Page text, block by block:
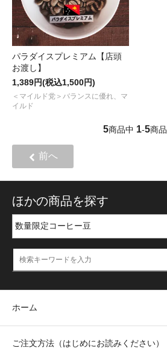
パラダイスプレミアム【店頭
お渡し】
1,389円(税込1,500円)
＜マイルド党＞バランスに優れ、マ
イルド
5商品中 1-5商品
前へ
ほかの商品を探す
ホーム
ご注文方法（はじめにお読みください）